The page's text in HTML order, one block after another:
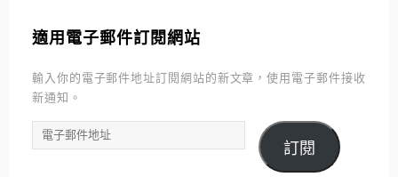
適用電子郵件訂閱網站
輸入你的電子郵件地址訂閱網站的新文章，使用電子郵件接收
新通知。
電
子
訂閱